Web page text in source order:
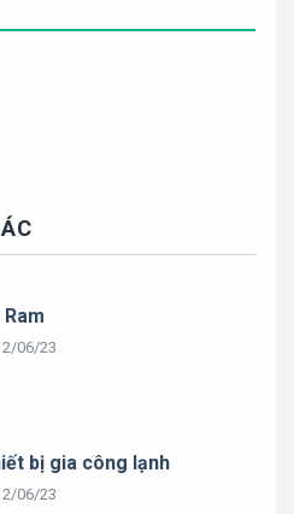
Ram
06/23
bị gia công lạnh
06/23